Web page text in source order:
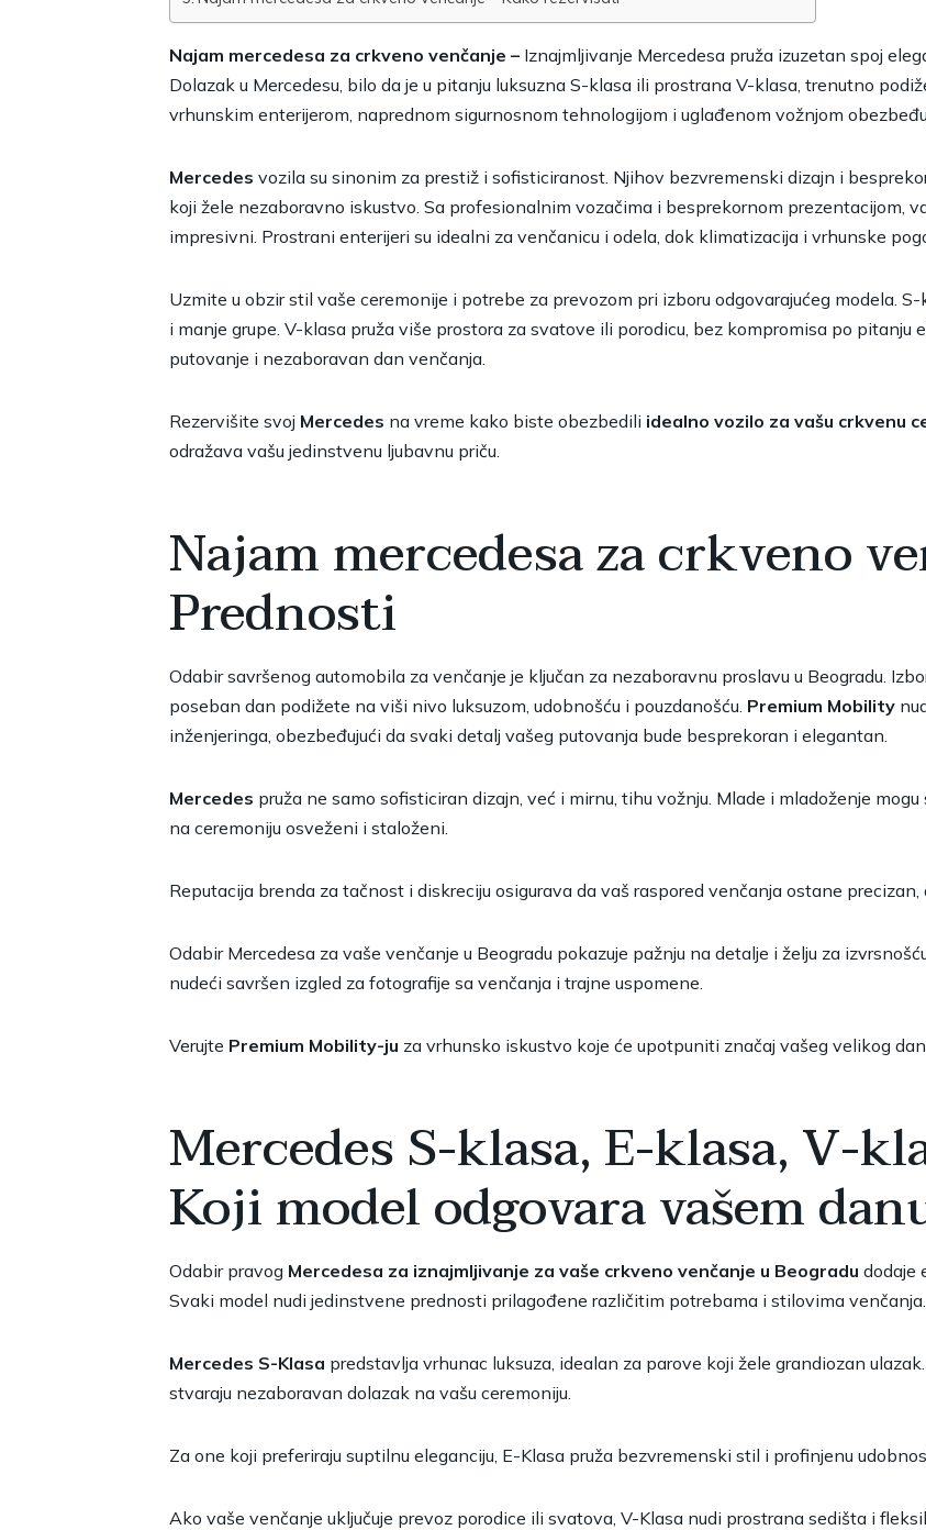
Najam mercedesa za crkveno venčanje –Iznajmljivanje Mercedesa pruža izuzetan spoj
Dolazak u Mercedesu, bilo da je u pitanju luksuzna S-klasa ili prostrana V-klasa, trenutno
vrhunskim enterijerom, naprednom sigurnosnom tehnologijom i uglađenom vožnjom
Mercedes vozila su sinonim za prestiž i sofisticiranost. Njihov bezvremenski dizajn i
koji žele nezaboravno iskustvo. Sa profesionalnim vozačima i besprekornom prezentacijom,
impresivni. Prostrani enterijeri su idealni za venčanicu i odela, dok klimatizacija i vrhunske
Uzmite u obzir stil vaše ceremonije i potrebe za prevozom pri izboru odgovarajućeg modela.
i manje grupe. V-klasa pruža više prostora za svatove ili porodicu, bez kompromisa po pitanju
putovanje i nezaboravan dan venčanja.
Rezervišite svoj Mercedes na vreme kako biste obezbedili idealno vozilo za vašu crkvenu
odražava vašu jedinstvenu ljubavnu priču.
Najam mercedesa za crkveno
Prednosti
Odabir savršenog automobila za venčanje je ključan za nezaboravnu proslavu u Beogradu.
poseban dan podižete na viši nivo luksuzom, udobnošću i pouzdanošću. Premium Mobility
inženjeringa, obezbeđujući da svaki detalj vašeg putovanja bude besprekoran i elegantan.
Mercedes pruža ne samo sofisticiran dizajn, već i mirnu, tihu vožnju. Mlade i mladoženje
na ceremoniju osveženi i staloženi.
Reputacija brenda za tačnost i diskreciju osigurava da vaš raspored venčanja ostane precizan,
Odabir Mercedesa za vaše venčanje u Beogradu pokazuje pažnju na detalje i želju za
nudeći savršen izgled za fotografije sa venčanja i trajne uspomene.
Verujte Premium Mobility-ju za vrhunsko iskustvo koje će upotpuniti značaj vašeg velikog
Mercedes S-klasa, E-klasa, V-
Koji model odgovara vašem
Odabir pravogMercedesa za iznajmljivanje za vaše crkveno venčanje u Beogradu dodaje
Svaki model nudi jedinstvene prednosti prilagođene različitim potrebama i stilovima venčanja.
Mercedes S-Klasa predstavlja vrhunac luksuza, idealan za parove koji žele grandiozan
stvaraju nezaboravan dolazak na vašu ceremoniju.
Za one koji preferiraju suptilnu eleganciju, E-Klasa pruža bezvremenski stil i profinjenu
Ako vaše venčanje uključuje prevoz porodice ili svatova, V-Klasa nudi prostrana sedišta i